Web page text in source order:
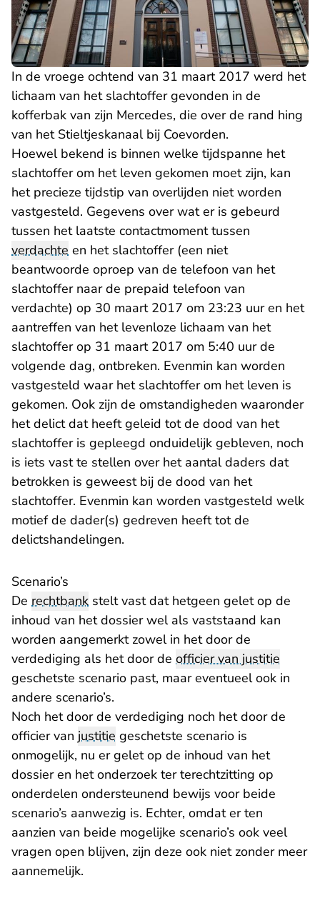
In de vroege ochtend van 31 maart 2017 werd het
lichaam van het slachtoffer gevonden in de
kofferbak van zijn Mercedes, die over de rand hing
van het Stieltjeskanaal bij Coevorden.
Hoewel bekend is binnen welke tijdspanne het
slachtoffer om het leven gekomen moet zijn, kan
het precieze tijdstip van overlijden niet worden
vastgesteld. Gegevens over wat er is gebeurd
tussen het laatste contactmoment tussen
verdachte en het slachtoffer (een niet
beantwoorde oproep van de telefoon van het
slachtoffer naar de prepaid telefoon van
verdachte) op 30 maart 2017 om 23:23 uur en het
aantreffen van het levenloze lichaam van het
slachtoffer op 31 maart 2017 om 5:40 uur de
volgende dag, ontbreken. Evenmin kan worden
vastgesteld waar het slachtoffer om het leven is
gekomen. Ook zijn de omstandigheden waaronder
het delict dat heeft geleid tot de dood van het
slachtoffer is gepleegd onduidelijk gebleven, noch
is iets vast te stellen over het aantal daders dat
betrokken is geweest bij de dood van het
slachtoffer. Evenmin kan worden vastgesteld welk
motief de dader(s) gedreven heeft tot de
delictshandelingen.
Scenario’s
De rechtbank stelt vast dat hetgeen gelet op de
inhoud van het dossier wel als vaststaand kan
worden aangemerkt zowel in het door de
verdediging als het door de officier van justitie
geschetste scenario past, maar eventueel ook in
andere scenario’s.
Noch het door de verdediging noch het door de
officier van justitie geschetste scenario is
onmogelijk, nu er gelet op de inhoud van het
dossier en het onderzoek ter terechtzitting op
onderdelen ondersteunend bewijs voor beide
scenario’s aanwezig is. Echter, omdat er ten
aanzien van beide mogelijke scenario’s ook veel
vragen open blijven, zijn deze ook niet zonder meer
aannemelijk.